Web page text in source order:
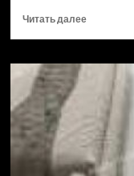
Читать далееПрочитать
SPC
Verano
Acanta
1002-
(Рейтинг